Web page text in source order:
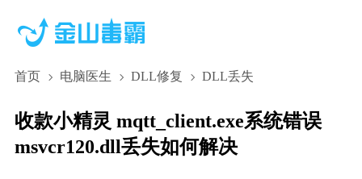
首页 电脑医生 DLL修复 DLL丢失
收款小精灵 mqtt_client.exe系统错误
msvcr120.dll丢失如何解决